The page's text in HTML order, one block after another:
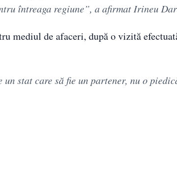
întreaga regiune”, a afirmat Irineu
mediul de afaceri, după o vizită
stat care să fie un partener, nu o